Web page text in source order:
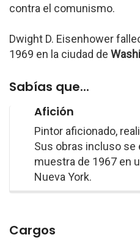
contra el comunismo.
Dwight D. Eisenhower
1969 en la ciudad de
Sabías que...
Afición
Pintor aficionado,
Sus obras incluso se
muestra de 1967 en
Nueva York.
Cargos